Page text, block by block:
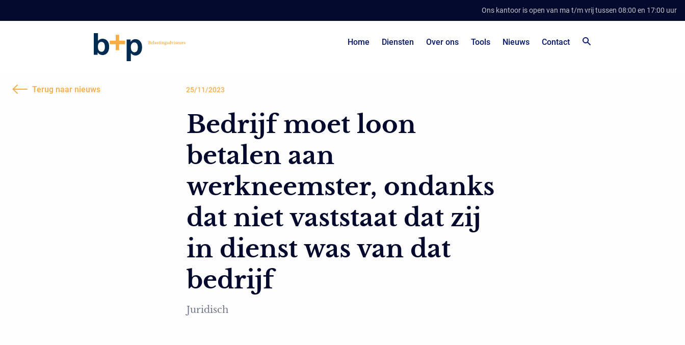
Ons kantoor is open van ma t/m vrij tussen 08:00 en 17:00 uur
Home Diensten Over ons Tools Nieuws Contact
Terug naar nieuws 25/11/2023
Bedrijf moet loon
betalen aan
werkneemster, ondanks
dat niet vaststaat dat zij
in dienst was van dat
bedrijf
Juridisch